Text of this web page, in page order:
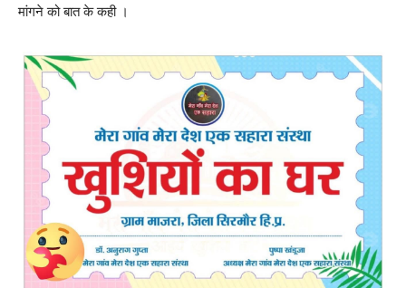
मांगने को बात के कही ।